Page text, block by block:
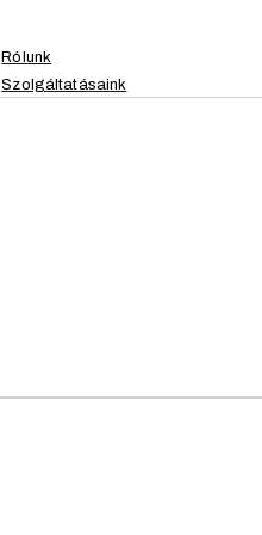
Rólunk
Szolgáltatásaink